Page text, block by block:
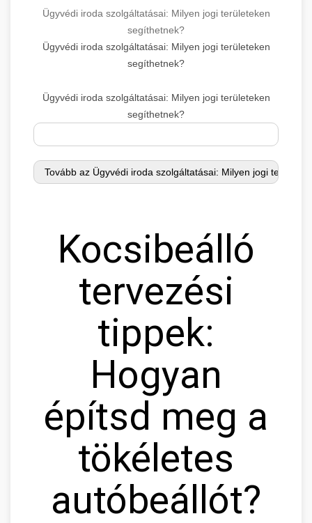
Ügyvédi iroda szolgáltatásai: Milyen jogi területeken
segíthetnek?
Ügyvédi iroda szolgáltatásai: Milyen jogi területeken
segíthetnek?
Ügyvédi iroda szolgáltatásai: Milyen jogi területeken
segíthetnek?
Kocsibeálló
tervezési
tippek:
Hogyan
építsd meg a
tökéletes
autóbeállót?